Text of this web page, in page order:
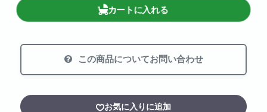
カートに入れる
この商品についてお問い合わせ
お気に入りに追加